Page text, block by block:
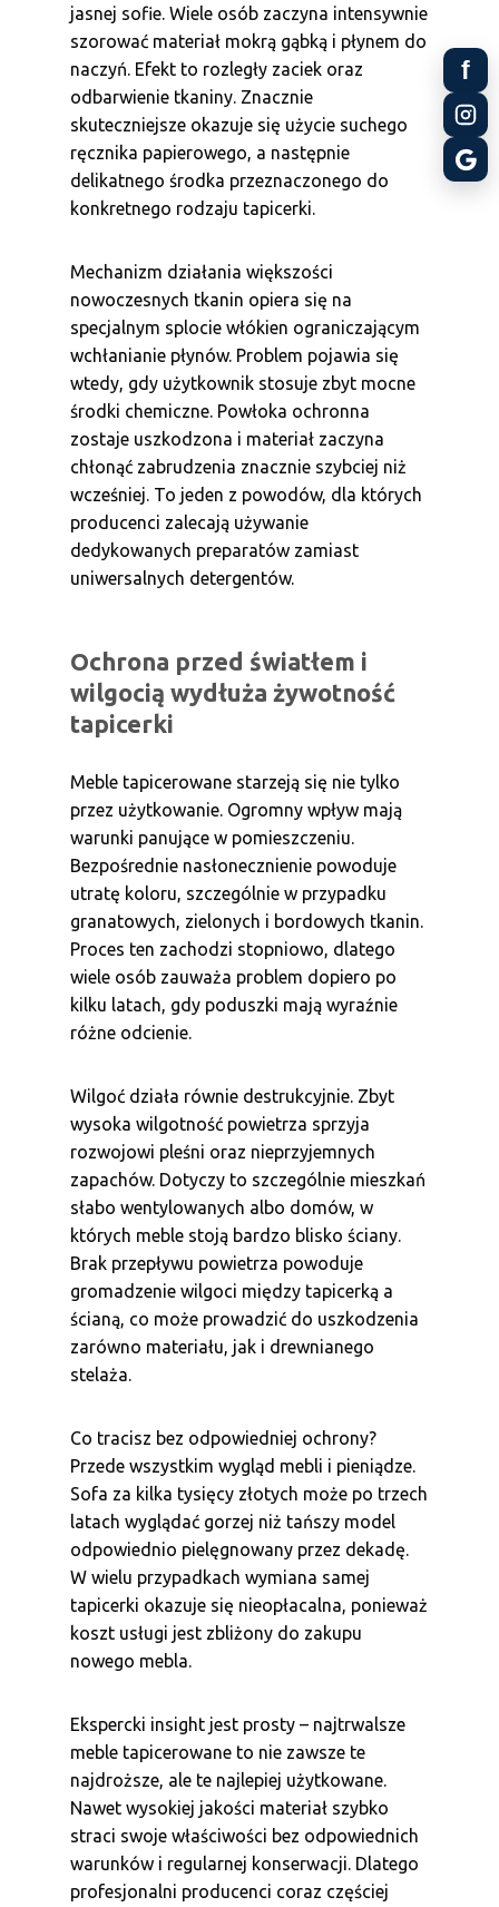
jasnej sofie. Wiele osób zaczyna intensywnie
szorować materiał mokrą gąbką i płynem do
naczyń. Efekt to rozległy zaciek oraz
odbarwienie tkaniny. Znacznie
skuteczniejsze okazuje się użycie suchego
ręcznika papierowego, a następnie
delikatnego środka przeznaczonego do
konkretnego rodzaju tapicerki.
Mechanizm działania większości
nowoczesnych tkanin opiera się na
specjalnym splocie włókien ograniczającym
wchłanianie płynów. Problem pojawia się
wtedy, gdy użytkownik stosuje zbyt mocne
środki chemiczne. Powłoka ochronna
zostaje uszkodzona i materiał zaczyna
chłonąć zabrudzenia znacznie szybciej niż
wcześniej. To jeden z powodów, dla których
producenci zalecają używanie
dedykowanych preparatów zamiast
uniwersalnych detergentów.
Ochrona przed światłem i
wilgocią wydłuża żywotność
tapicerki
Meble tapicerowane starzeją się nie tylko
przez użytkowanie. Ogromny wpływ mają
warunki panujące w pomieszczeniu.
Bezpośrednie nasłonecznienie powoduje
utratę koloru, szczególnie w przypadku
granatowych, zielonych i bordowych tkanin.
Proces ten zachodzi stopniowo, dlatego
wiele osób zauważa problem dopiero po
kilku latach, gdy poduszki mają wyraźnie
różne odcienie.
Wilgoć działa równie destrukcyjnie. Zbyt
wysoka wilgotność powietrza sprzyja
rozwojowi pleśni oraz nieprzyjemnych
zapachów. Dotyczy to szczególnie mieszkań
słabo wentylowanych albo domów, w
których meble stoją bardzo blisko ściany.
Brak przepływu powietrza powoduje
gromadzenie wilgoci między tapicerką a
ścianą, co może prowadzić do uszkodzenia
zarówno materiału, jak i drewnianego
stelaża.
Co tracisz bez odpowiedniej ochrony?
Przede wszystkim wygląd mebli i pieniądze.
Sofa za kilka tysięcy złotych może po trzech
latach wyglądać gorzej niż tańszy model
odpowiednio pielęgnowany przez dekadę.
W wielu przypadkach wymiana samej
tapicerki okazuje się nieopłacalna, ponieważ
koszt usługi jest zbliżony do zakupu
nowego mebla.
Ekspercki insight jest prosty – najtrwalsze
meble tapicerowane to nie zawsze te
najdroższe, ale te najlepiej użytkowane.
Nawet wysokiej jakości materiał szybko
straci swoje właściwości bez odpowiednich
warunków i regularnej konserwacji. Dlatego
profesjonalni producenci coraz częściej
f